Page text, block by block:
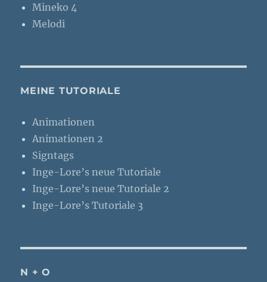
Mineko 4
Melodi
MEINE TUTORIALE
Animationen
Animationen 2
Signtags
Inge-Lore’s neue Tutoriale
Inge-Lore’s neue Tutoriale 2
Inge-Lore’s Tutoriale 3
N + O